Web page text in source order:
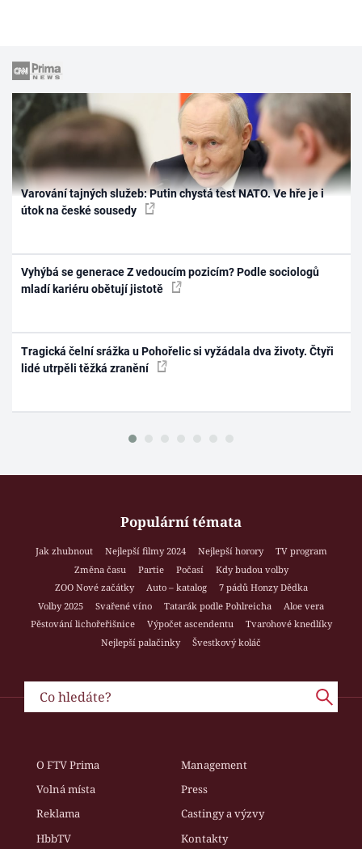
Varování tajných služeb: Putin chystá test NATO. Ve hře je i
útok na české sousedy
Vyhýbá se generace Z vedoucím pozicím? Podle sociologů
mladí kariéru obětují jistotě
Tragická čelní srážka u Pohořelic si vyžádala dva životy. Čtyři
lidé utrpěli těžká zranění
Populární témata
Jak zhubnout Nejlepší filmy 2024 Nejlepší horory
TV program
Změna času
Partie Počasí
Kdy budou volby
ZOO Nové začátky
Auto – katalog
7 pádů Honzy Dědka
Volby 2025
Svařené víno Tatarák podle Pohlreicha
Aloe vera
Pěstování lichořeřišnice
Výpočet ascendentu
Tvarohové knedlíky
Nejlepší palačinky
Švestkový koláč
O FTV Prima
Management
Volná místa
Press
Reklama
Castingy a výzvy
HbbTV
Kontakty